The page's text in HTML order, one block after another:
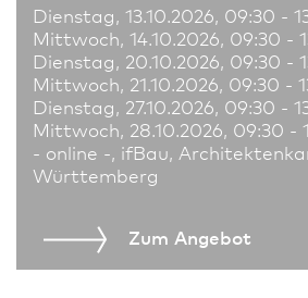
Dienstag, 13.10.2026, 09:30 -
Mittwoch, 14.10.2026, 09:30 -
Dienstag, 20.10.2026, 09:30 -
Mittwoch, 21.10.2026, 09:30 -
Dienstag, 27.10.2026, 09:30 -
Mittwoch, 28.10.2026, 09:30 -
- online -, ifBau,
Württemberg
Zum An­ge­bot